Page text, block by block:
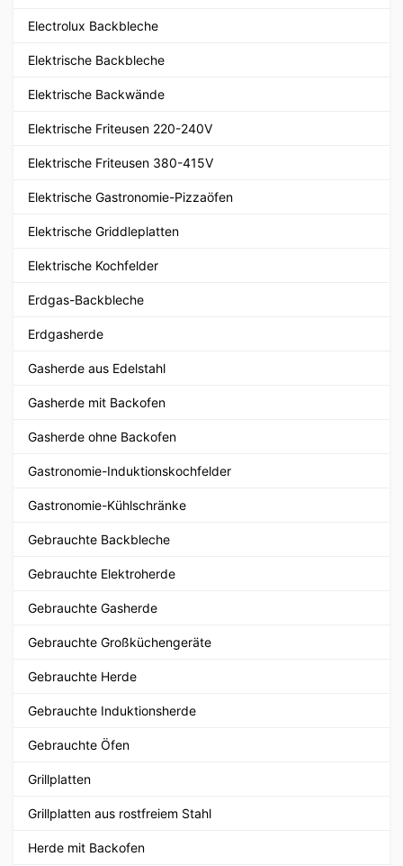
Electrolux Backbleche
Elektrische Backbleche
Elektrische Backwände
Elektrische Friteusen 220-240V
Elektrische Friteusen 380-415V
Elektrische Gastronomie-Pizzaöfen
Elektrische Griddleplatten
Elektrische Kochfelder
Erdgas-Backbleche
Erdgasherde
Gasherde aus Edelstahl
Gasherde mit Backofen
Gasherde ohne Backofen
Gastronomie-Induktionskochfelder
Gastronomie-Kühlschränke
Gebrauchte Backbleche
Gebrauchte Elektroherde
Gebrauchte Gasherde
Gebrauchte Großküchengeräte
Gebrauchte Herde
Gebrauchte Induktionsherde
Gebrauchte Öfen
Grillplatten
Grillplatten aus rostfreiem Stahl
Herde mit Backofen